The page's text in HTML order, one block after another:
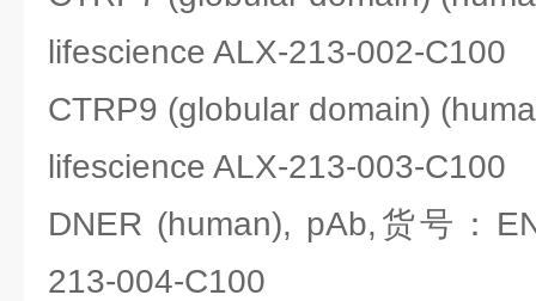
lifescience ALX-213-002-C100
CTRP9 (globular domain)
lifescience ALX-213-003-C100
DNER (human), pAb,货号：
213-004-C100